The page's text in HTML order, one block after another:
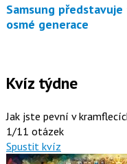
Samsung představuje tři skládací telefony Galaxy Z
osmé generace
Kvíz týdne
Jak jste pevní v
1/11 otázek
Spustit kvíz